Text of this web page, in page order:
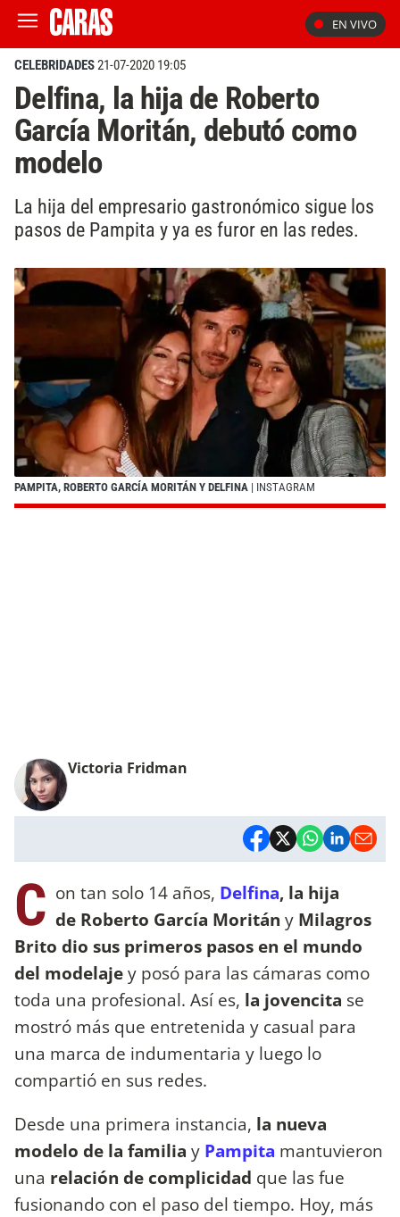
EN VIVO
CELEBRIDADES21-07-2020 19:05
Delfina, la hija de Roberto
García Moritán, debutó como
modelo
La hija del empresario gastronómico sigue los
pasos de Pampita y ya es furor en las redes.
PAMPITA, ROBERTO GARCÍA MORITÁN Y DELFINA | INSTAGRAM
Victoria Fridman
C on tan solo 14 años, Delfina, la hija
de Roberto García Moritán y Milagros
Brito dio sus primeros pasos en el mundo
del modelajey posó para las cámaras como
toda una profesional. Así es, la jovencita se
mostró más que entretenida y casual para
una marca de indumentaria y luego lo
compartió en sus redes.
Desde una primera instancia, la nueva
modelo de la familia y Pampita mantuvieron
una relación de complicidad que las fue
fusionando con el paso del tiempo. Hoy, más